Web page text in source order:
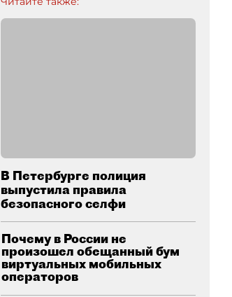
В Петербурге полиция
выпустила правила
безопасного селфи
Почему в России не
произошел обещанный бум
виртуальных мобильных
операторов